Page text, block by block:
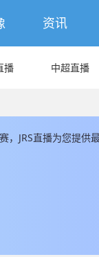
资讯
播 中超直播
，JRS直播为您提供
。